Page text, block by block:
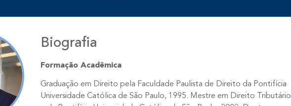
Biografia
Formação Acadêmica
Graduação em Direito pela Faculdade Paulista de Direito da Pontifícia
Universidade Católica de São Paulo, 1995. Mestre em Direito Tributário